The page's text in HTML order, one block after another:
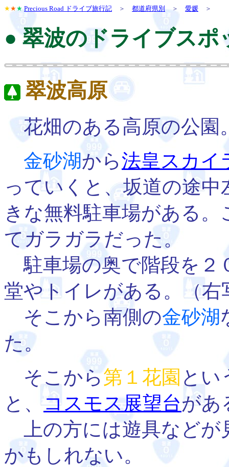
★★★ Precious Road ドライブ旅行記 ＞ 都道府県別＞ 愛媛 ＞
● 翠波のドライブスポ
翠波高原
花畑のある高原の公園
金砂湖から法皇スカイ
っていくと、坂道の途中
きな無料駐車場がある
てガラガラだった。
駐車場の奥で階段を２
堂やトイレがある。（右
そこから南側の金砂湖
た。
そこから第１花園 とい
と、コスモス展望台があ
上の方には遊具などが
かもしれない。